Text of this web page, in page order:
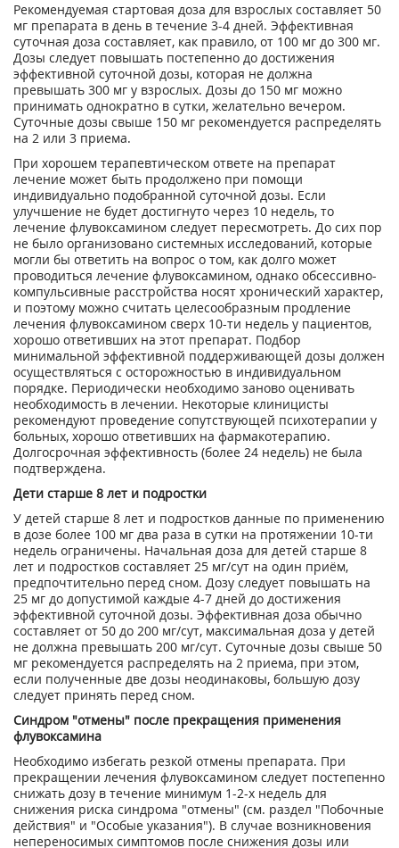
Рекомендуемая стартовая доза для взрослых составляет 50
мг препарата в день в течение 3-4 дней. Эффективная
суточная доза составляет, как правило, от 100 мг до 300 мг.
Дозы следует повышать постепенно до достижения
эффективной суточной дозы, которая не должна
превышать 300 мг у взрослых. Дозы до 150 мг можно
принимать однократно в сутки, желательно вечером.
Суточные дозы свыше 150 мг рекомендуется распределять
на 2 или 3 приема.
При хорошем терапевтическом ответе на препарат
лечение может быть продолжено при помощи
индивидуально подобранной суточной дозы. Если
улучшение не будет достигнуто через 10 недель, то
лечение флувоксамином следует пересмотреть. До сих пор
не было организовано системных исследований, которые
могли бы ответить на вопрос о том, как долго может
проводиться лечение флувоксамином, однако обсессивно-
компульсивные расстройства носят хронический характер,
и поэтому можно считать целесообразным продление
лечения флувоксамином сверх 10-ти недель у пациентов,
хорошо ответивших на этот препарат. Подбор
минимальной эффективной поддерживающей дозы должен
осуществляться с осторожностью в индивидуальном
порядке. Периодически необходимо заново оценивать
необходимость в лечении. Некоторые клиницисты
рекомендуют проведение сопутствующей психотерапии у
больных, хорошо ответивших на фармакотерапию.
Долгосрочная эффективность (более 24 недель) не была
подтверждена.
Дети старше 8 лет и подростки
У детей старше 8 лет и подростков данные по применению
в дозе более 100 мг два раза в сутки на протяжении 10-ти
недель ограничены. Начальная доза для детей старше 8
лет и подростков составляет 25 мг/сут на один приём,
предпочтительно перед сном. Дозу следует повышать на
25 мг до допустимой каждые 4-7 дней до достижения
эффективной суточной дозы. Эффективная доза обычно
составляет от 50 до 200 мг/сут, максимальная доза у детей
не должна превышать 200 мг/сут. Суточные дозы свыше 50
мг рекомендуется распределять на 2 приема, при этом,
если полученные две дозы неодинаковы, большую дозу
следует принять перед сном.
Синдром "отмены" после прекращения применения
флувоксамина
Необходимо избегать резкой отмены препарата. При
прекращении лечения флувоксамином следует постепенно
снижать дозу в течение минимум 1-2-х недель для
снижения риска синдрома "отмены" (см. раздел "Побочные
действия" и "Особые указания"). В случае возникновения
непереносимых симптомов после снижения дозы или